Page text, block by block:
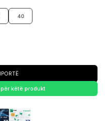
40
këtë produkt